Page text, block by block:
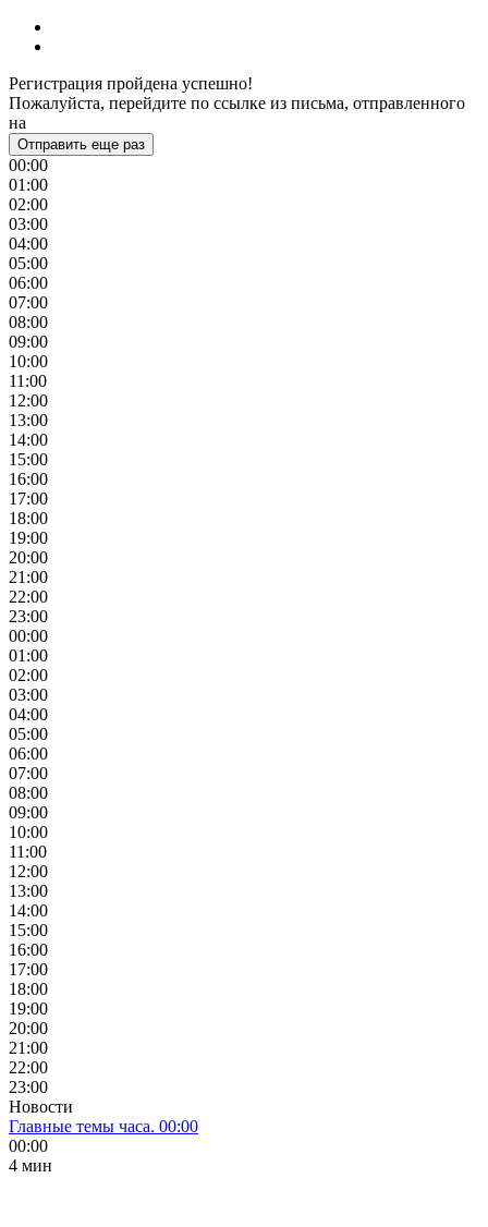
Регистрация пройдена успешно!
Пожалуйста, перейдите по ссылке из письма, отправленного
на
Отправить еще раз
00:00
01:00
02:00
03:00
04:00
05:00
06:00
07:00
08:00
09:00
10:00
11:00
12:00
13:00
14:00
15:00
16:00
17:00
18:00
19:00
20:00
21:00
22:00
23:00
00:00
01:00
02:00
03:00
04:00
05:00
06:00
07:00
08:00
09:00
10:00
11:00
12:00
13:00
14:00
15:00
16:00
17:00
18:00
19:00
20:00
21:00
22:00
23:00
Новости
Главные темы часа. 00:00
00:00
4 мин